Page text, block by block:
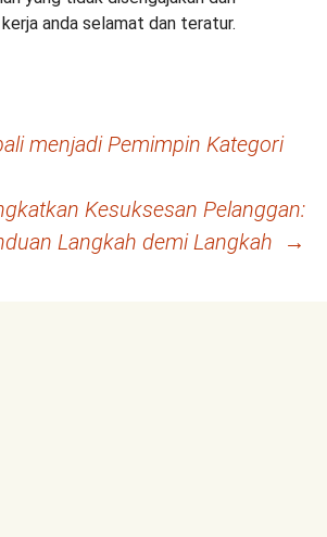
anda selamat dan teratur.
menjadi Pemimpin Kategori
Kesuksesan Pelanggan:
Langkah demi Langkah
→